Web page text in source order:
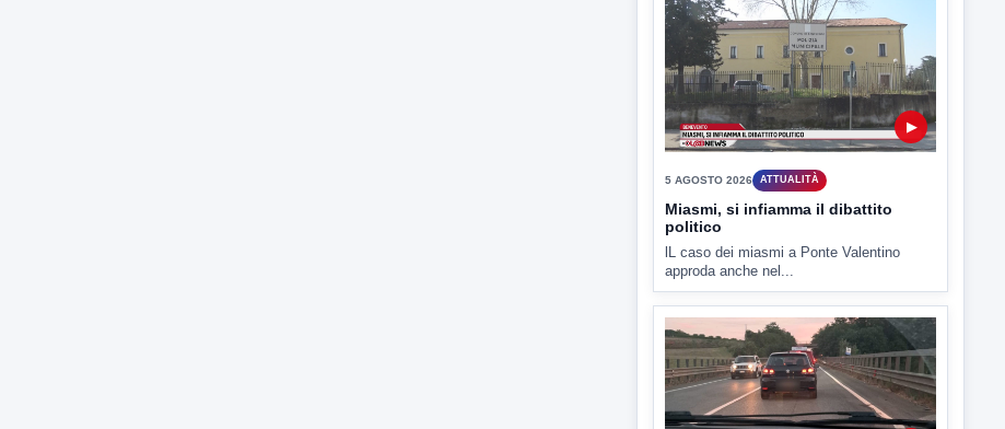
L'assemblea dei lavoratori Hanon questa
mattina a Contrada Olivola. Decisa...
5 AGOSTO 2026
Miasmi, si infiamma il dibattito
politico
lL caso dei miasmi a Ponte Valentino
approda anche nel...